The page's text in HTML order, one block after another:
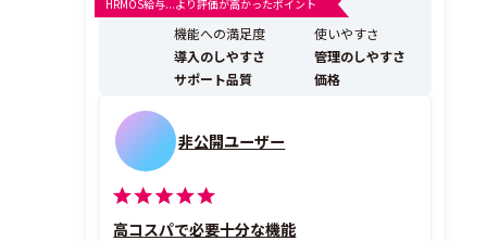
与計算/WEB給与明細/年末調整が利用できる給与計算オ
プションもございます 低価格だからとい...
HRMOS給与...より評価が高かったポイント
機能への満足度
使いやすさ
導入のしやすさ
管理のしやすさ
サポート品質
価格
非公開ユーザー
高コスパで必要十分な機能